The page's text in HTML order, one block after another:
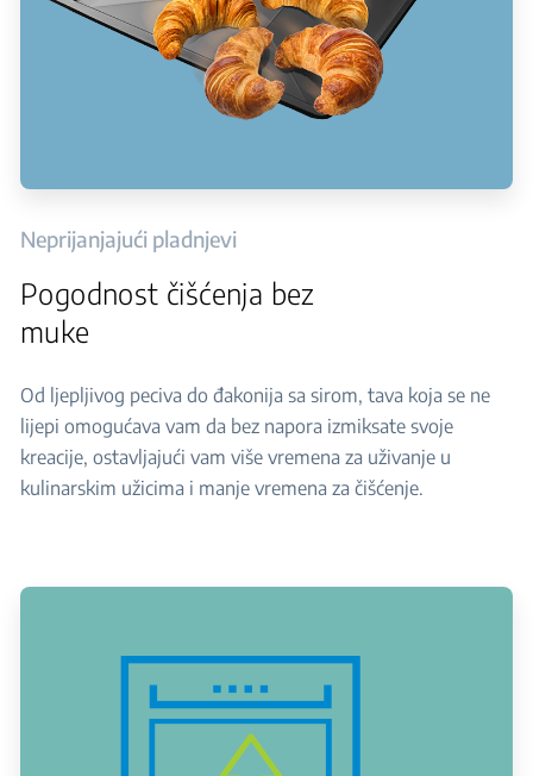
Neprijanjajući pladnjevi
Pogodnost čišćenja bez
muke
Od ljepljivog peciva do đakonija sa sirom, tava koja se ne
lijepi omogućava vam da bez napora izmiksate svoje
kreacije, ostavljajući vam više vremena za uživanje u
kulinarskim užicima i manje vremena za čišćenje.